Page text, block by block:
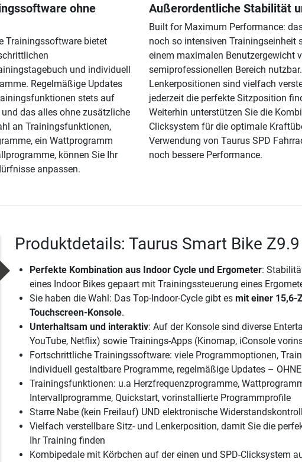
ohne
Trainingssoftware bietet
und individuell
Regelmäßige Updates
stets auf
das alles ohne zusätzliche
an Trainingsfunktionen,
ein Wattprogramm
können Sie Ihr
anpassen.
Außerordentliche Stabilität
Built for Maximum Performance:
noch so intensiven Trainingseinheit
einem maximalen Benutzergewicht
semiprofessionellen Bereich
Lenkerpositionen sind vielfach
jederzeit die perfekte Sitzposition
Weiterhin unterstützen Sie die
Clicksystem für die optimale
Verwendung von Taurus SPD
noch bessere Performance.
Produktdetails: Taurus Smart Bike
Perfekte Kombination aus Indoor Cycle und Ergometer:
eines Indoor Bikes gepaart mit Trainingssteuerung eines
Sie haben die Wahl: Das Top-Indoor-Cycle gibt es mit einer 15,6-
Touchscreen-Konsole.
Unterhaltsam und interaktiv: Auf der Konsole sind diverse
YouTube, Netflix) sowie Trainings-Apps (Kinomap, iConsole
Fortschrittliche Trainingssoftware: viele Programmoptionen,
individuell gestaltbare Programme, regelmäßige Updates –
Trainingsfunktionen: u.a Herzfrequenzprogramme,
Intervallprogramme, Quickstart, vorinstallierte Programmprofile
Starre Nabe (kein Freilauf) UND elektronische
Vielfach verstellbare Sitz- und Lenkerposition, damit Sie die
Ihr Training finden
Kombipedale mit Körbchen auf der einen und SPD-Clicksystem